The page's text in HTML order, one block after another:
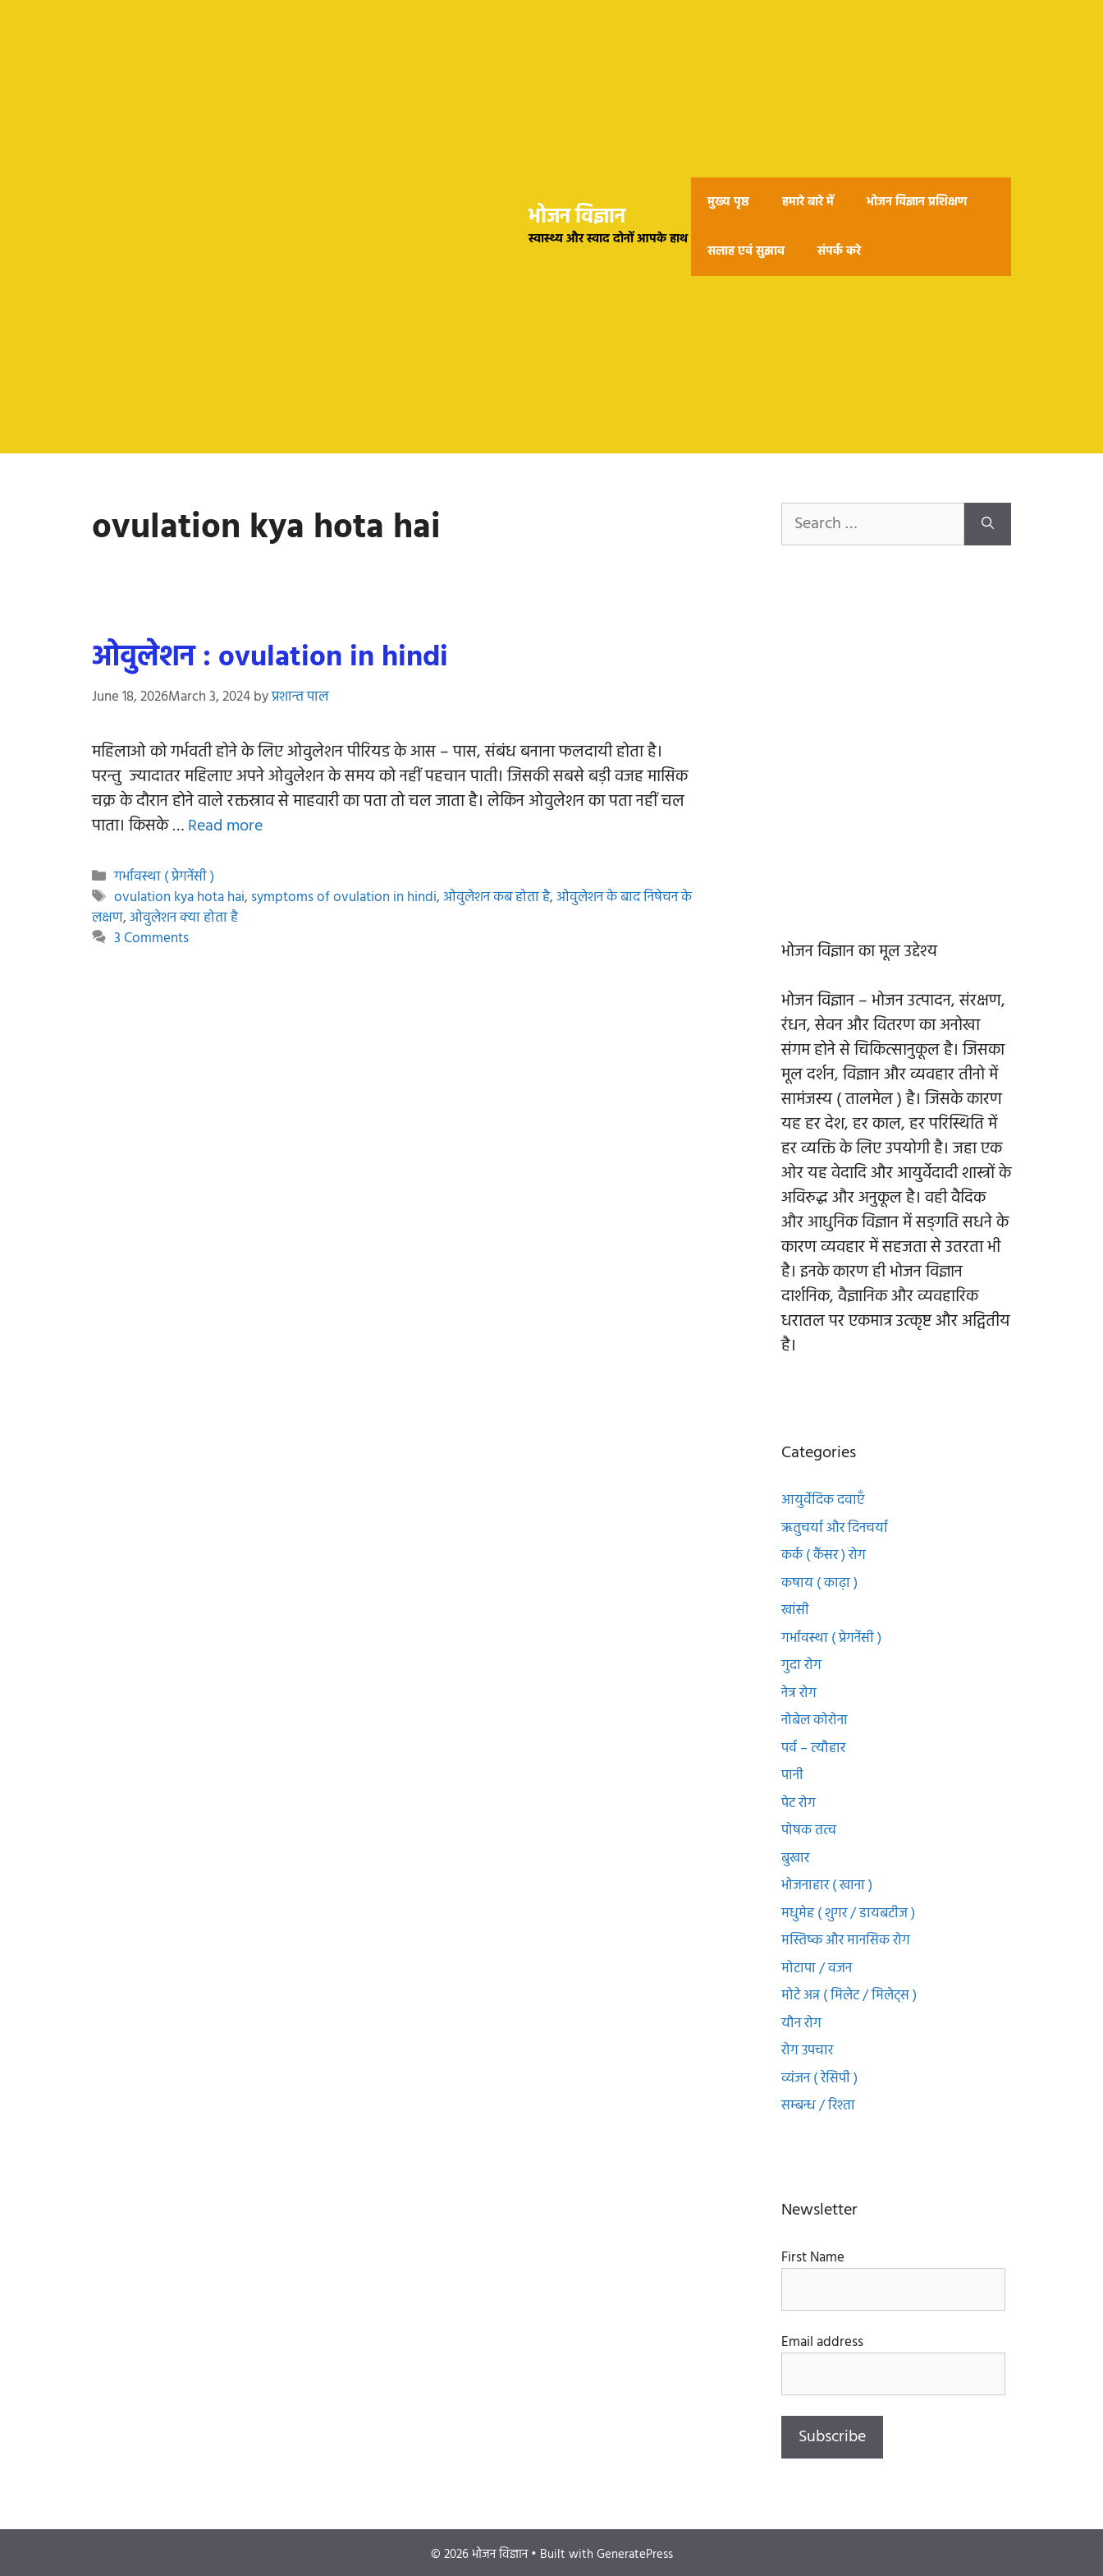
भोजन विज्ञान
स्वास्थ्य और स्वाद दोनों आपके हाथ
मुख्य पृष्ठ हमारे बारे में भोजन विज्ञान प्रशिक्षण
सलाह एवं सुझाव संपर्क करे
ovulation kya hota hai
ओवुलेशन : ovulation in hindi
June 18, 2026March 3, 2024byप्रशान्त पाल
महिलाओ को गर्भवती होने के लिए ओवुलेशन पीरियड के आस – पास, संबंध बनाना फलदायी होता है।
परन्तु ज्यादातर महिलाए अपने ओवुलेशन के समय को नहीं पहचान पाती। जिसकी सबसे बड़ी वजह मासिक
चक्र के दौरान होने वाले रक्तस्राव से माहवारी का पता तो चल जाता है। लेकिन ओवुलेशन का पता नहीं चल
पाता। किसके …Read more
Categories
गर्भावस्था ( प्रेगनेंसी )
Tags
ovulation kya hota hai, symptoms of ovulation in hindi,ओवुलेशन कब होता है,ओवुलेशन के बाद निषेचन के
लक्षण,ओवुलेशन क्या होता है
3 Comments
Search
for:
भोजन विज्ञान का मूल उद्देश्य
भोजन विज्ञान – भोजन उत्पादन, संरक्षण,
रंधन, सेवन और वितरण का अनोखा
संगम होने से चिकित्सानुकूल है। जिसका
मूल दर्शन, विज्ञान और व्यवहार तीनो में
सामंजस्य ( तालमेल ) है। जिसके कारण
यह हर देश, हर काल, हर परिस्थिति में
हर व्यक्ति के लिए उपयोगी है। जहा एक
ओर यह वेदादि और आयुर्वेदादी शास्त्रों के
अविरुद्ध और अनुकूल है। वही वैदिक
और आधुनिक विज्ञान में सङ्गति सधने के
कारण व्यवहार में सहजता से उतरता भी
है। इनके कारण ही भोजन विज्ञान
दार्शनिक, वैज्ञानिक और व्यवहारिक
धरातल पर एकमात्र उत्कृष्ट और अद्वितीय
है।
Categories
आयुर्वेदिक दवाएँ
ऋतुचर्या और दिनचर्या
कर्क ( कैंसर ) रोग
कषाय ( काढ़ा )
खांसी
गर्भावस्था ( प्रेगनेंसी )
गुदा रोग
नेत्र रोग
नोबेल कोरोना
पर्व – त्यौहार
पानी
पेट रोग
पोषक तत्व
बुखार
भोजनाहार ( खाना )
मधुमेह ( शुगर / डायबटीज )
मस्तिष्क और मानसिक रोग
मोटापा / वजन
मोटे अन्न ( मिलेट / मिलेट्स )
यौन रोग
रोग उपचार
व्यंजन ( रेसिपी )
सम्बन्ध / रिश्ता
Newsletter
First Name
Email address
© 2026 भोजन विज्ञान• Built with GeneratePress